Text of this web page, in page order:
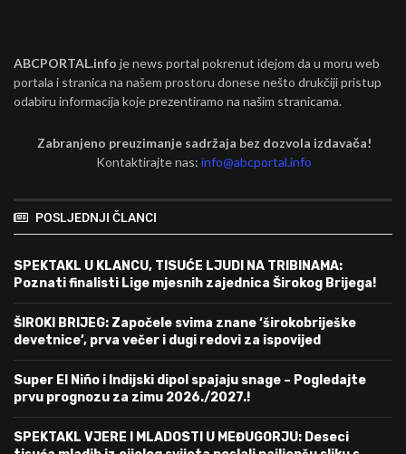
ABCPORTAL.info je news portal pokrenut idejom da u moru web
portala i stranica na našem prostoru donese nešto drukčiji pristup
odabiru informacija koje prezentiramo na našim stranicama.
Zabranjeno preuzimanje sadržaja bez dozvola izdavača!
Kontaktirajte nas:info@abcportal.info
POSLJEDNJI ČLANCI
SPEKTAKL U KLANCU, TISUĆE LJUDI NA TRIBINAMA:
Poznati finalisti Lige mjesnih zajednica Širokog Brijega!
ŠIROKI BRIJEG: Započele svima znane ‘širokobriješke
devetnice’, prva večer i dugi redovi za ispovijed
Super El Niño i Indijski dipol spajaju snage – Pogledajte
prvu prognozu za zimu 2026./2027.!
SPEKTAKL VJERE I MLADOSTI U MEĐUGORJU: Deseci